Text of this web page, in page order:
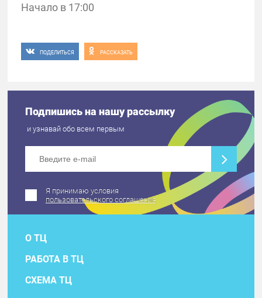
Начало в 17:00
ПОДЕЛИТЬСЯ РАССКАЗАТЬ
Подпишись на нашу рассылку
и узнавай обо всем первым
Я принимаю условия
пользовательского соглашения
О ТЦ
РАБОТА В ТЦ
СХЕМА ТЦ